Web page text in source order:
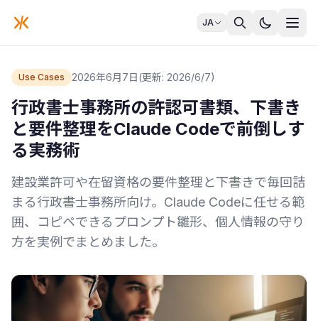
JA
Use Cases 2026年6月7日(更新: 2026/6/7)
行政書士事務所の許認可書類、下書き
と要件整理をClaude Codeで前倒しす
る実務術
建設業許可や在留資格の要件整理と下書きで毎回詰
まる行政書士事務所向け。Claude Codeに任せる範
囲、コピペできるプロンプト雛形、個人情報の守り
方を実例でまとめました。